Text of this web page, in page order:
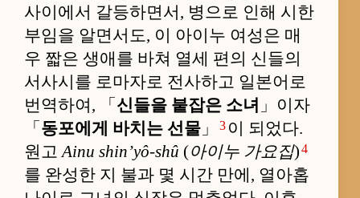
사이에서 갈등하면서, 병으로 인해 시한
부임을 알면서도, 이 아이누 여성은 매
우 짧은 생애를 바쳐 열세 편의 신들의
서사시를 로마자로 전사하고 일본어로
번역하여, 「 신들을 붙잡은 소녀 」이자
「 동포에게 바치는 선물 」 3 이 되었다.
원고Ainu shin’yô-shû (아이누 가요집)4
를 완성한 지 불과 몇 시간 만에, 열아홉